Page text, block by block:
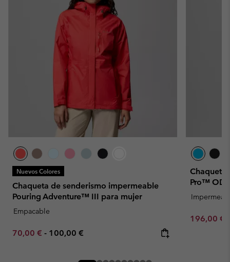
Nuevos Colores
Chaqueta de senderismo impermeable
Pouring Adventure™ III para mujer
Empacable
Minimum sale price:
70,00 € - Maximum price:
100,00 €
Chaqueta
Pro™
Sale price:
196,00 €